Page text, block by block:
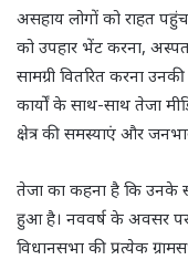
असहाय लोगों को राहत
को उपहार भेंट करना,
सामग्री वितरित करना
कार्यों के साथ-साथ तेजा
क्षेत्र की समस्याएं और
तेजा का कहना है कि
हुआ है। नववर्ष के अवसर पर
विधानसभा की प्रत्येक